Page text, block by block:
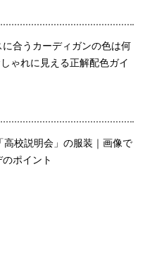
合うカーディガンの色は何
ゃれに見える正解配色ガイ
高校説明会」の服装｜画像で
ポイント